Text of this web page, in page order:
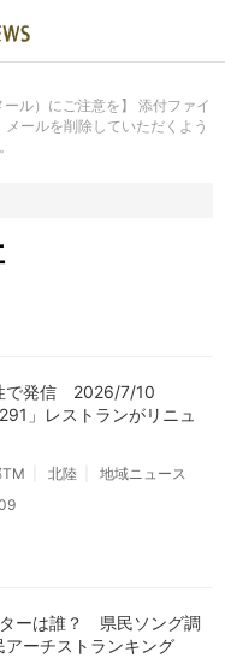
ル）にご注意を】 添付ファイ
ールを削除していただくよう
で発信 2026/7/10
」レストランがリニュ
TM 北陸
地域ニュース
ーは誰？ 県民ソング調
ーチストランキング